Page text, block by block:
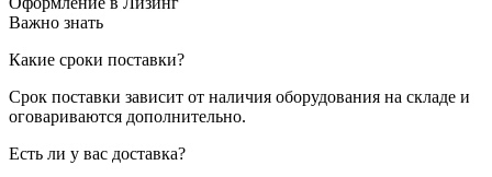
Важно знать
Какие сроки поставки?
Срок поставки зависит от наличия оборудования на складе и
оговариваются дополнительно.
Есть ли у вас доставка?